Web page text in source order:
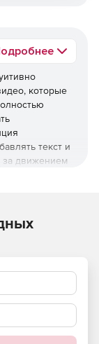
которые
текст и
за движением
небо для
с